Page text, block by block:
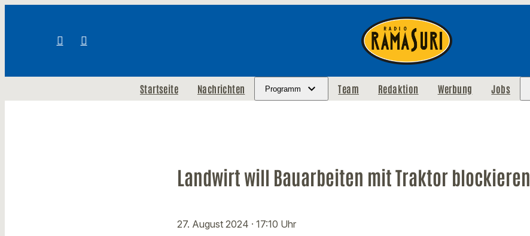
Startseite Nachrichten Programm Team Redaktion Werbung Jobs
Landwirt will Bauarbeiten mit Traktor blockieren
27. August 2024 · 17:10 Uhr